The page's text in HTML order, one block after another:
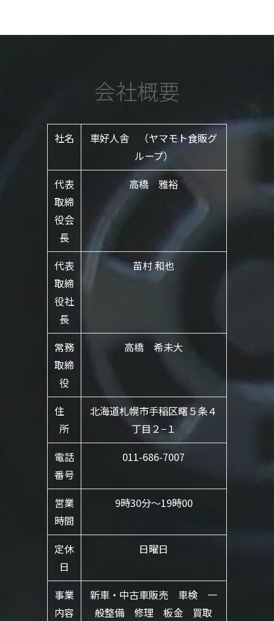
会社概要
社名
車好人舎 （ヤマモト食販グ
ループ）
代表
取締
役会
長
高橋 雅裕
代表
取締
役社
長
苗村 和也
常務
取締
役
高橋 希未大
住
所
北海道札幌市手稲区曙５条４
丁目２−１
電話
番号
011-686-7007
営業
時間
9時30分〜19時00
定休
日
日曜日
事業
内容
新車・中古車販売 車検 一
般整備 修理 板金 買取